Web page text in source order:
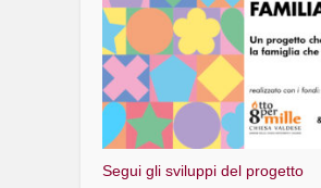
Segui gli sviluppi del progetto